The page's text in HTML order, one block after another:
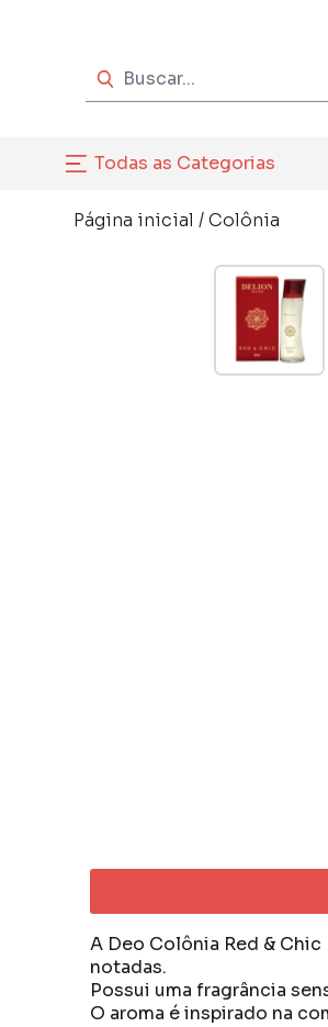
Todas as Categorias
Página inicial /Colônia
A Deo Colônia Red &
notadas.
Possui uma fragrância
O aroma é inspirado na